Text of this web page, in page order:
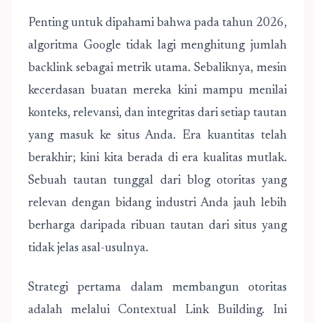
Penting untuk dipahami bahwa pada tahun 2026,
algoritma Google tidak lagi menghitung jumlah
backlink sebagai metrik utama. Sebaliknya, mesin
kecerdasan buatan mereka kini mampu menilai
konteks, relevansi, dan integritas dari setiap tautan
yang masuk ke situs Anda. Era kuantitas telah
berakhir; kini kita berada di era kualitas mutlak.
Sebuah tautan tunggal dari blog otoritas yang
relevan dengan bidang industri Anda jauh lebih
berharga daripada ribuan tautan dari situs yang
tidak jelas asal-usulnya.
Strategi pertama dalam membangun otoritas
adalah melalui Contextual Link Building. Ini